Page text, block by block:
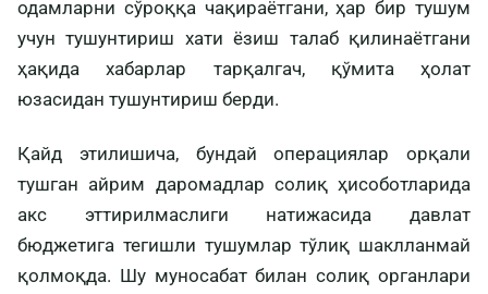
одамларни сўроққа чақираётгани, ҳар бир тушум
учун тушунтириш хати ёзиш талаб қилинаётгани
ҳақида хабарлар тарқалгач, қўмита ҳолат
юзасидан тушунтириш берди.
Қайд этилишича, бундай операциялар орқали
тушган айрим даромадлар солиқ ҳисоботларида
акс эттирилмаслиги натижасида давлат
бюджетига тегишли тушумлар тўлиқ шаклланмай
қолмоқда. Шу муносабат билан солиқ органлари